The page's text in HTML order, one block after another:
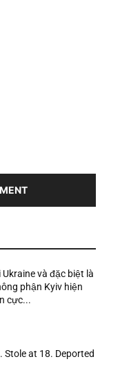
và đặc biệt là
phận Kyiv hiện
cực...
Stole at 18. Deported